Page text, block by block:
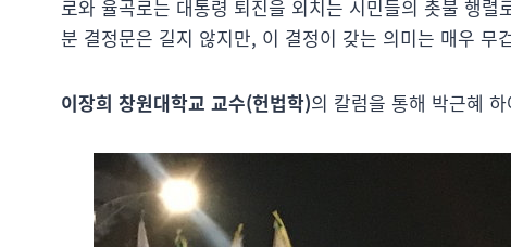
로와 율곡로는 대통령 퇴진을 외치는 시민들의 촛불 행
분 결정문은 길지 않지만, 이 결정이 갖는 의미는 매우 무
이장희 창원대학교 교수(헌법학)의 칼럼을 통해 박근혜